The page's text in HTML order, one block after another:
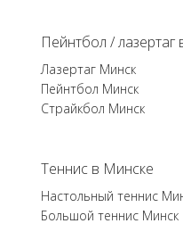
Пейнтбол / лазертаг
Лазертаг Минск
Пейнтбол Минск
Страйкбол Минск
Теннис в Минске
Настольный теннис
Большой теннис Минск